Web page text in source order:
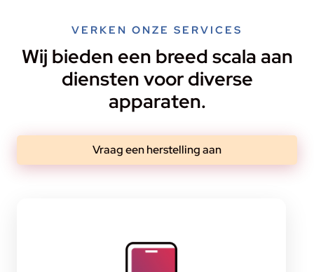
VERKEN ONZE SERVICES
Wij bieden een breed scala aan
diensten voor diverse
apparaten.
Vraag een herstelling aan